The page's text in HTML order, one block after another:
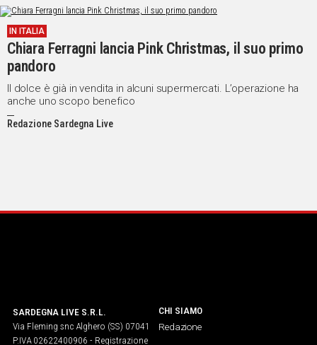
IN ITALIA
Chiara Ferragni lancia Pink Christmas, il suo primo
pandoro
Il dolce è già in vendita in alcuni supermercati. L’operazione ha
anche uno scopo benefico
Redazione Sardegna Live
SARDEGNA LIVE S.R.L.
Via Fleming snc Alghero (SS) 07041
P.IVA 02622400906 - Registrazione
CHI SIAMO
Redazione